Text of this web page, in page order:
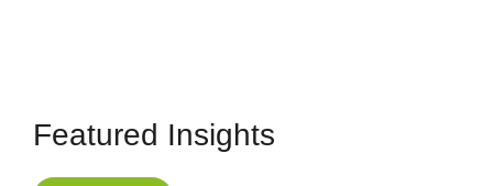
Featured Insights